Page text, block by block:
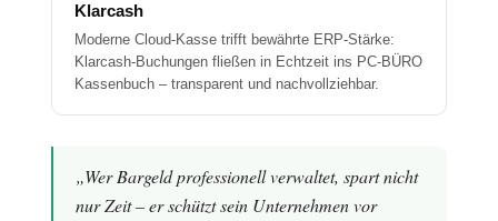
Klarcash
Moderne Cloud-Kasse trifft bewährte ERP-Stärke:
Klarcash-Buchungen fließen in Echtzeit ins PC-BÜRO
Kassenbuch – transparent und nachvollziehbar.
„Wer Bargeld professionell verwaltet, spart nicht
nur Zeit – er schützt sein Unternehmen vor